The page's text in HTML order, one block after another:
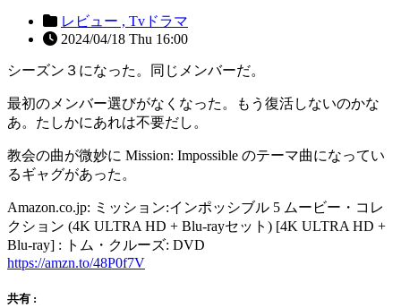
レビュー , Tvドラマ
2024/04/18 Thu 16:00
シーズン３になった。同じメンバーだ。
最初のメンバー選びがなくなった。もう復活しないのかな
あ。たしかにあれは不要だし。
教会の曲が微妙に Mission: Impossible のテーマ曲になってい
るギャグがあった。
Amazon.co.jp: ミッション:インポッシブル 5 ムービー・コレ
クション (4K ULTRA HD + Blu-rayセット) [4K ULTRA HD +
Blu-ray] : トム・クルーズ: DVD
https://amzn.to/48P0f7V
共有 :